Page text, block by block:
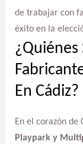
de trabajar con
éxito en la
¿Quiénes
En Cádiz?
En el corazón de
Playpark y